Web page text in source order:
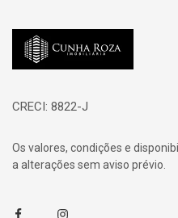
Página inicial
CRECI: 8822-J
Os valores, condições e
a alterações sem aviso prévio.
FacebookInstagram